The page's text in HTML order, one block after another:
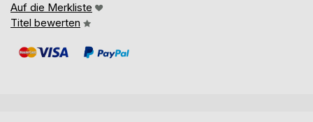
Auf die Merkliste
Titel bewerten